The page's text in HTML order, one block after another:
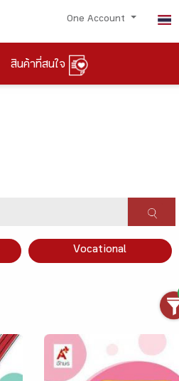
One Account
สินค้าที่สนใจ
Vocational